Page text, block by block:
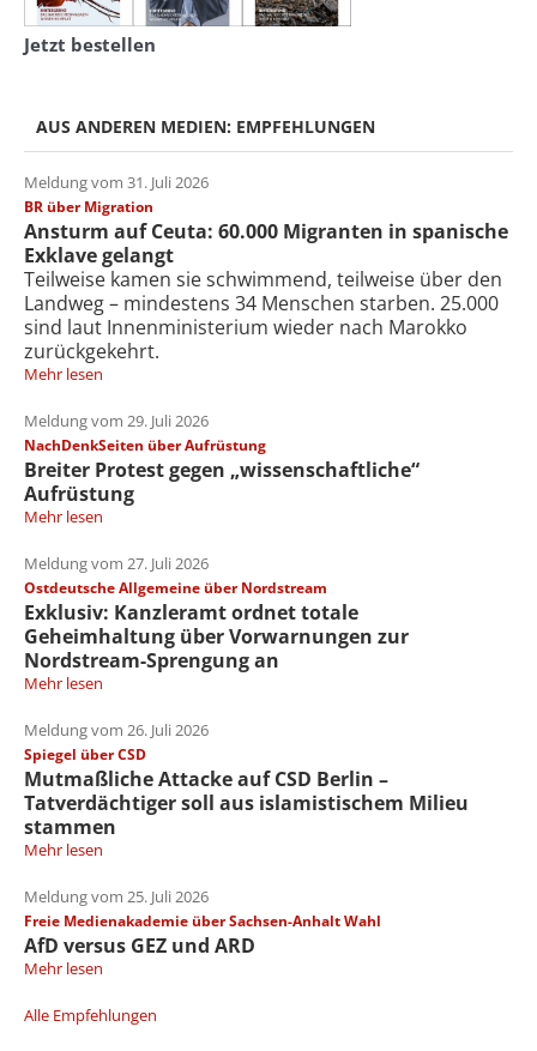
Jetzt bestellen
AUS ANDEREN MEDIEN: EMPFEHLUNGEN
Meldung vom 31. Juli 2026
BR über Migration
Ansturm auf Ceuta: 60.000 Migranten in spanische
Exklave gelangt
Teilweise kamen sie schwimmend, teilweise über den
Landweg – mindestens 34 Menschen starben. 25.000
sind laut Innenministerium wieder nach Marokko
zurückgekehrt.
Mehr lesen
Meldung vom 29. Juli 2026
NachDenkSeiten über Aufrüstung
Breiter Protest gegen „wissenschaftliche“
Aufrüstung
Mehr lesen
Meldung vom 27. Juli 2026
Ostdeutsche Allgemeine über Nordstream
Exklusiv: Kanzleramt ordnet totale
Geheimhaltung über Vorwarnungen zur
Nordstream-Sprengung an
Mehr lesen
Meldung vom 26. Juli 2026
Spiegel über CSD
Mutmaßliche Attacke auf CSD Berlin –
Tatverdächtiger soll aus islamistischem Milieu
stammen
Mehr lesen
Meldung vom 25. Juli 2026
Freie Medienakademie über Sachsen-Anhalt Wahl
AfD versus GEZ und ARD
Mehr lesen
Alle Empfehlungen